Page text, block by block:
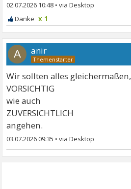
02.07.2026 10:48 •
x 1
A anir
Wir sollten alles gleichermaßen,
VORSICHTIG
wie auch
ZUVERSICHTLICH
angehen.
03.07.2026 09:35 •